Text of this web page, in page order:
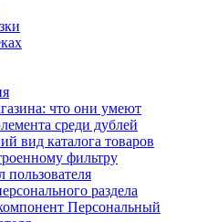
что они умеют
среди дублей
вид каталога товаров
фильтру
пользователя
раздела
Персональный